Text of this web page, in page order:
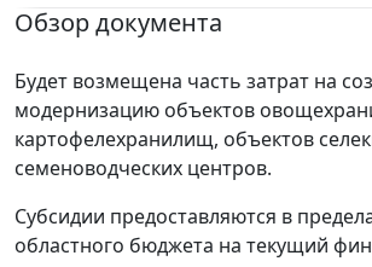
Обзор документа
Будет возмещена часть затрат на
модернизацию объектов
картофелехранилищ, объектов
семеноводческих центров.
Субсидии предоставляются в
областного бюджета на текущий